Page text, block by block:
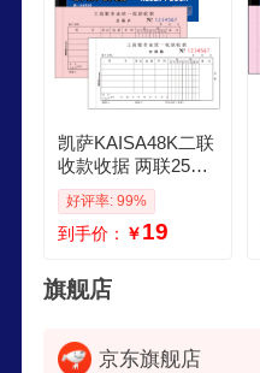
凯萨KAISA48K二联
收款收据 两联25组
工商服务多栏收据
加厚无碳复写票据
财会单据10本装 W1
好评率: 99%
到手价： ￥19
旗舰店
京东旗舰店